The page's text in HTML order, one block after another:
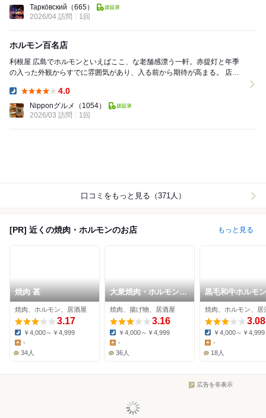
Тарко́вский （665）
2026/04 訪問
1回
ホルモン百名店
利根屋 広島でホルモンといえばここ、な老舗感漂う一軒。赤提灯と年季
の入った外観からすでに雰囲気があり、入る前から期待が高まる。 店内
4.0
Nipponグルメ
（1054）
2026/03 訪問
1回
口コミをもっと見る（371人）
[PR] 近くの焼肉・ホルモンのお店 もっと見る
焼肉 甚
焼肉、ホルモン、居酒屋
3.17
Dinner:
￥4,000～￥4,999
Lunch:
-
34人
大衆焼肉・ホルモン天
ぷら サコイ食堂
焼肉、揚げ物、居酒屋
3.16
Dinner:
￥4,000～￥4,999
Lunch:
-
36人
黒毛和牛ホルモ
衆焼肉しんすけ
薬研堀
焼肉、ホルモン、居
3.08
Dinner:
￥4,000～￥4,999
Lunch:
-
18人
広告を非表示